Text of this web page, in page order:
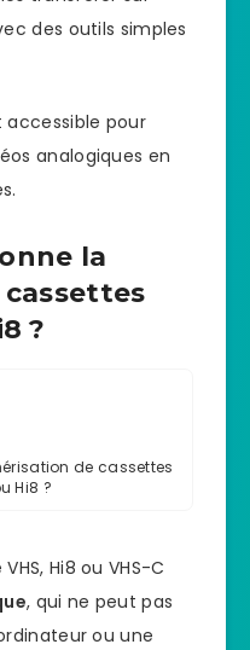
des outils simples
pour
analogiques en
la
?
de cassettes
Hi8 ?
Hi8 ou VHS-C
, qui ne peut pas
ou une